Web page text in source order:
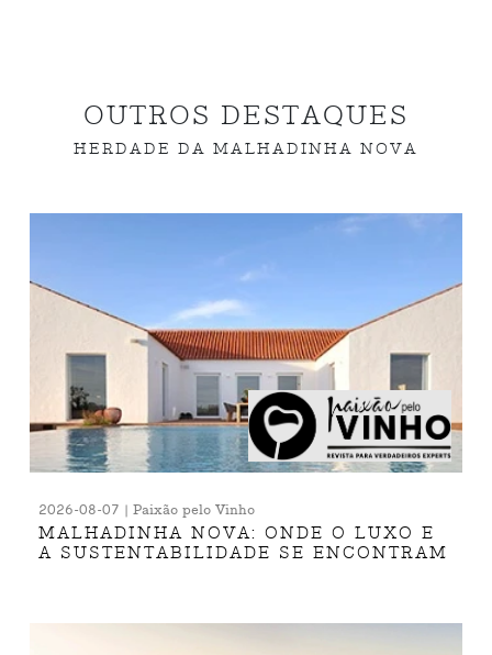
OUTROS DESTAQUES
HERDADE DA MALHADINHA NOVA
2026-08-07 | Paixão pelo Vinho
MALHADINHA NOVA: ONDE O LUXO E
A SUSTENTABILIDADE SE ENCONTRAM